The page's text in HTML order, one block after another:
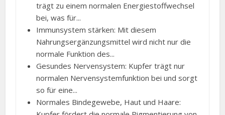
trägt zu einem normalen Energiestoffwechsel
bei, was für...
Immunsystem stärken: Mit diesem
Nahrungsergänzungsmittel wird nicht nur die
normale Funktion des...
Gesundes Nervensystem: Kupfer trägt nur
normalen Nervensystemfunktion bei und sorgt
so für eine...
Normales Bindegewebe, Haut und Haare: